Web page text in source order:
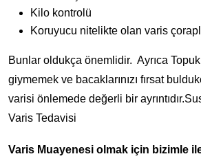
Kilo kontrolü
Koruyucu nitelikte olan varis
Bunlar oldukça önemlidir. Ayrıca
giymemek ve bacaklarınızı fırsat
varisi önlemede değerli bir
Varis Tedavisi
Varis Muayenesi olmak için bizimle